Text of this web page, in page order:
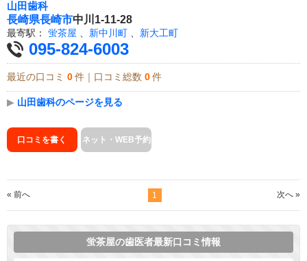
山田歯科
長崎県長崎市中川1-11-28
最寄駅： 蛍茶屋 新中川町 新大工町
095-824-6003
最近の口コミ 0 件｜口コミ総数 0 件
▶ 山田歯科のページを見る
口コミを書く ネット・WEB予約
« 前へ 1 次へ »
蛍茶屋の歯医者最新口コミ情報